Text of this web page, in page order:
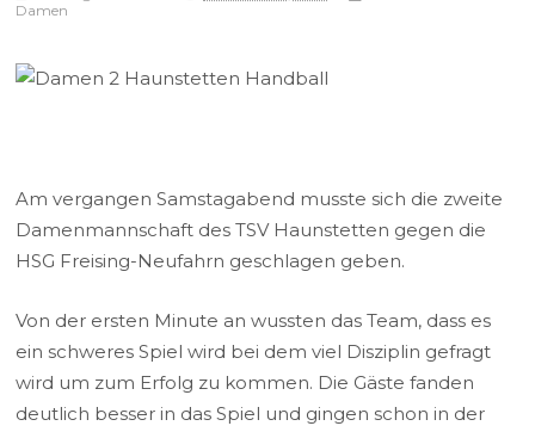
Damen
Am vergangen Samstagabend musste sich die zweite
Damenmannschaft des TSV Haunstetten gegen die
HSG Freising-Neufahrn geschlagen geben.
Von der ersten Minute an wussten das Team, dass es
ein schweres Spiel wird bei dem viel Disziplin gefragt
wird um zum Erfolg zu kommen. Die Gäste fanden
deutlich besser in das Spiel und gingen schon in der